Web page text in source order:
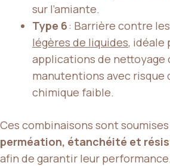
sur l’amiante.
Type 6: Barrière contre les
légères de liquides, idéale
applications de nettoyage
manutentions avec risque
chimique faible.
Ces combinaisons sont
perméation, étanchéité et
afin de garantir leur